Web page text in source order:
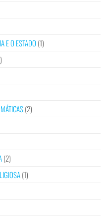
E O ESTADO (1)
(2)
(2)
(1)